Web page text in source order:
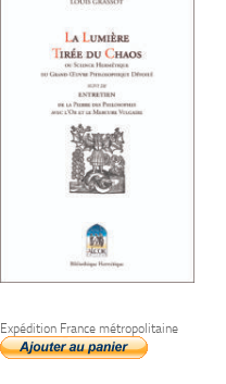
Expédition France métropolitaine